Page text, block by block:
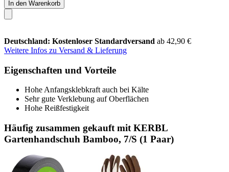
In den Warenkorb
Deutschland: Kostenloser Standardversand ab 42,90 €
Weitere Infos zu Versand & Lieferung
Eigenschaften und Vorteile
Hohe Anfangsklebkraft auch bei Kälte
Sehr gute Verklebung auf Oberflächen
Hohe Reißfestigkeit
Häufig zusammen gekauft mit KERBL
Gartenhandschuh Bamboo, 7/S (1 Paar)